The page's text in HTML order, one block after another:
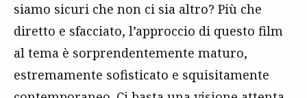
siamo sicuri che non ci sia altro? Più che
diretto e sfacciato, l’approccio di questo film
al tema è sorprendentemente maturo,
estremamente sofisticato e squisitamente